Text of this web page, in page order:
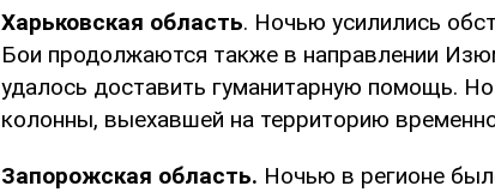
Харьковская область. Ночью усилились
Бои продолжаются также в направлении
удалось доставить гуманитарную помощь.
колонны, выехавшей на территорию
Запорожская область. Ночью в регионе